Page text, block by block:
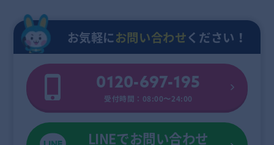
お気軽にお問い合わせください！
0120-697-195
受付時間：08:00〜24:00
LINEでお問い合わせ